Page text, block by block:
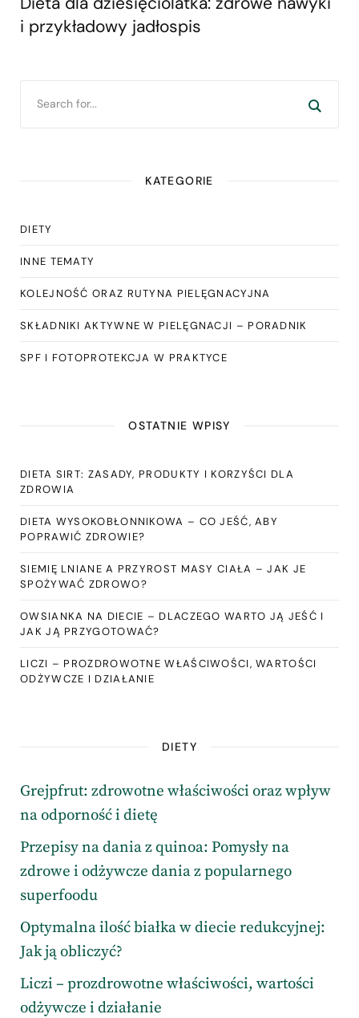
i przykładowy jadłospis
KATEGORIE
DIETY
INNE TEMATY
KOLEJNOŚĆ ORAZ RUTYNA PIELĘGNACYJNA
SKŁADNIKI AKTYWNE W PIELĘGNACJI – PORADNIK
SPF I FOTOPROTEKCJA W PRAKTYCE
OSTATNIE WPISY
DIETA SIRT: ZASADY, PRODUKTY I KORZYŚCI DLA
ZDROWIA
DIETA WYSOKOBŁONNIKOWA – CO JEŚĆ, ABY
POPRAWIĆ ZDROWIE?
SIEMIĘ LNIANE A PRZYROST MASY CIAŁA – JAK JE
SPOŻYWAĆ ZDROWO?
OWSIANKA NA DIECIE – DLACZEGO WARTO JĄ JEŚĆ I
JAK JĄ PRZYGOTOWAĆ?
LICZI – PROZDROWOTNE WŁAŚCIWOŚCI, WARTOŚCI
ODŻYWCZE I DZIAŁANIE
DIETY
Grejpfrut: zdrowotne właściwości oraz wpływ
na odporność i dietę
Przepisy na dania z quinoa: Pomysły na
zdrowe i odżywcze dania z popularnego
superfoodu
Optymalna ilość białka w diecie redukcyjnej:
Jak ją obliczyć?
Liczi – prozdrowotne właściwości, wartości
odżywcze i działanie